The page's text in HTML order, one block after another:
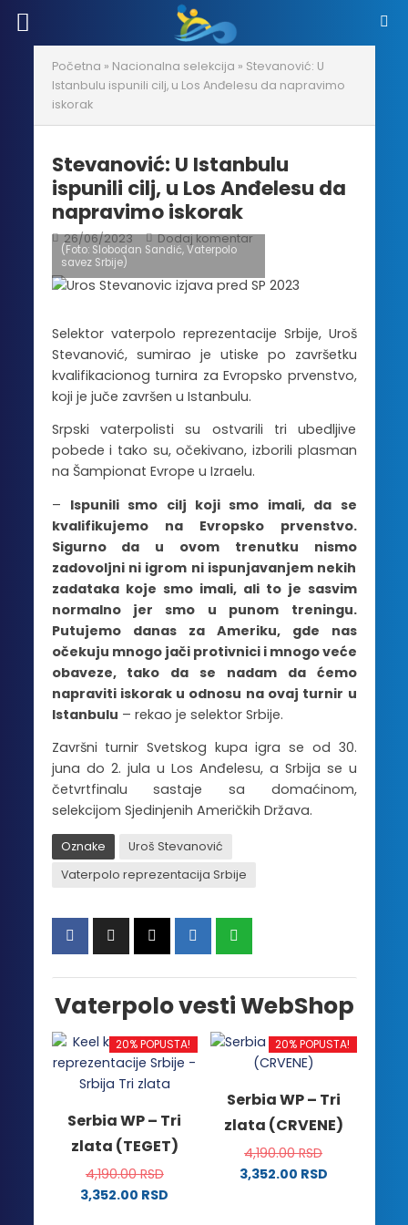
Početna » Nacionalna selekcija » Stevanović: U
Istanbulu ispunili cilj, u Los Anđelesu da napravimo
iskorak
Stevanović: U Istanbulu
ispunili cilj, u Los Anđelesu da
napravimo iskorak
26/06/2023 Dodaj komentar
(Foto: Slobodan Sandić, Vaterpolo
savez Srbije)
Selektor vaterpolo reprezentacije Srbije, Uroš
Stevanović, sumirao je utiske po završetku
kvalifikacionog turnira za Evropsko prvenstvo,
koji je juče završen u Istanbulu.
Srpski vaterpolisti su ostvarili tri ubedljive
pobede i tako su, očekivano, izborili plasman
na Šampionat Evrope u Izraelu.
– Ispunili smo cilj koji smo imali, da se
kvalifikujemo na Evropsko prvenstvo.
Sigurno da u ovom trenutku nismo
zadovoljni ni igrom ni ispunjavanjem nekih
zadataka koje smo imali, ali to je sasvim
normalno jer smo u punom treningu.
Putujemo danas za Ameriku, gde nas
očekuju mnogo jači protivnici i mnogo veće
obaveze, tako da se nadam da ćemo
napraviti iskorak u odnosu na ovaj turnir u
Istanbulu – rekao je selektor Srbije.
Završni turnir Svetskog kupa igra se od 30.
juna do 2. jula u Los Anđelesu, a Srbija se u
četvrtfinalu sastaje sa domaćinom,
selekcijom Sjedinjenih Američkih Država.
Oznake
Uroš Stevanović
Vaterpolo reprezentacija Srbije
Vaterpolo vesti WebShop
20% POPUSTA!
Serbia WP – Tri
zlata (TEGET)
4,190.00RSD
3,352.00 RSD
20% POPUSTA!
Serbia WP – Tri
zlata (CRVENE)
4,190.00RSD
3,352.00 RSD